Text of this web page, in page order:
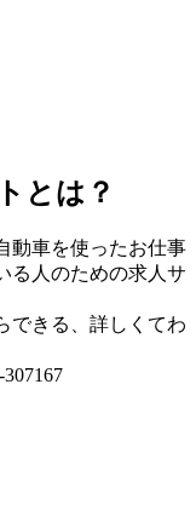
とは？
動車を使ったお仕事
る人のための求人サ
できる、詳しくてわ